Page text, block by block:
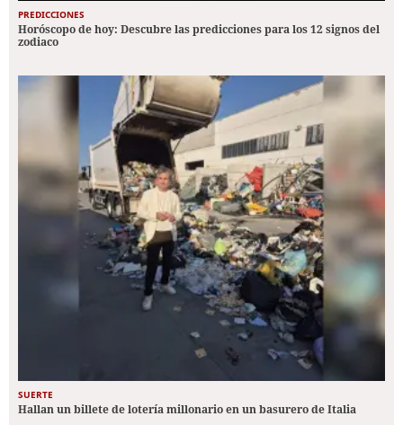
PREDICCIONES
Horóscopo de hoy: Descubre las predicciones para los 12 signos del
zodiaco
SUERTE
Hallan un billete de lotería millonario en un basurero de Italia